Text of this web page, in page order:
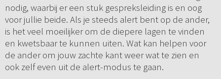
nodig, waarbij er een stuk gespreksleiding is en oog
voor jullie beide. Als je steeds alert bent op de ander,
is het veel moeilijker om de diepere lagen te vinden
en kwetsbaar te kunnen uiten. Wat kan helpen voor
de ander om jouw zachte kant weer wat te zien en
ook zelf even uit de alert-modus te gaan.